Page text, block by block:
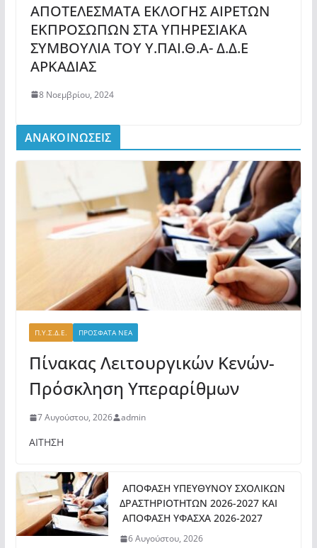
ΑΠΟΤΕΛΕΣΜΑΤΑ ΕΚΛΟΓΗΣ ΑΙΡΕΤΩΝ
ΕΚΠΡΟΣΩΠΩΝ ΣΤΑ ΥΠΗΡΕΣΙΑΚΑ
ΣΥΜΒΟΥΛΙΑ ΤΟΥ Υ.ΠΑΙ.Θ.Α- Δ.Δ.Ε
ΑΡΚΑΔΙΑΣ
8 Νοεμβρίου, 2024
ΑΝΑΚΟΙΝΩΣΕΙΣ
Π.Υ.Σ.Δ.Ε. ΠΡΟΣΦΑΤΑ ΝΕΑ
Πίνακας Λειτουργικών Κενών-
Πρόσκληση Υπεραρίθμων
7 Αυγούστου, 2026 admin
ΑΙΤΗΣΗ
ΑΠΟΦΑΣΗ ΥΠΕΥΘΥΝΟΥ ΣΧΟΛΙΚΩΝ
ΔΡΑΣΤΗΡΙΟΤΗΤΩΝ 2026-2027 ΚΑΙ
ΑΠΟΦΑΣΗ ΥΦΑΣΧΑ 2026-2027
6 Αυγούστου, 2026